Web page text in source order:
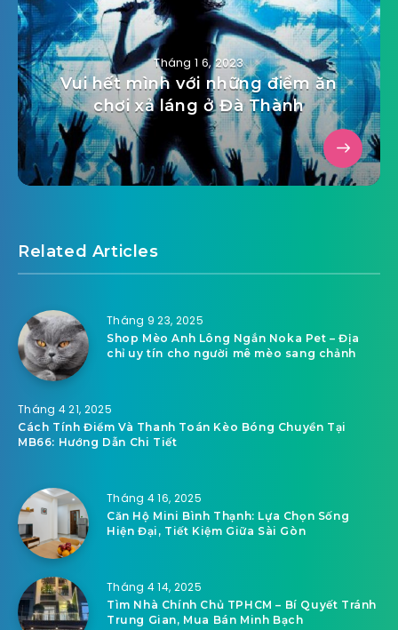
Tháng 1 6, 2023
Vui hết mình với những điểm ăn
chơi xả láng ở Đà Thành
Related Articles
Tháng 9 23, 2025
Shop Mèo Anh Lông Ngắn Noka Pet – Địa
chỉ uy tín cho người mê mèo sang chảnh
Tháng 4 21, 2025
Cách Tính Điểm Và Thanh Toán Kèo Bóng Chuyền Tại
MB66: Hướng Dẫn Chi Tiết
Tháng 4 16, 2025
Căn Hộ Mini Bình Thạnh: Lựa Chọn Sống
Hiện Đại, Tiết Kiệm Giữa Sài Gòn
Tháng 4 14, 2025
Tìm Nhà Chính Chủ TPHCM – Bí Quyết Tránh
Trung Gian, Mua Bán Minh Bạch